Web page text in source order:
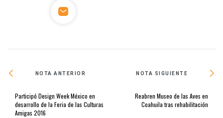
NOTA ANTERIOR
Participó Design Week México en
desarrollo de la Feria de las Culturas
Amigas 2016
NOTA SIGUIENTE
Reabren Museo de las Aves en
Coahuila tras rehabilitación